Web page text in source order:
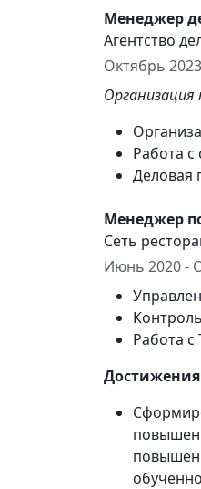
Менеджер
Агентство
Октябрь
Организация
Работа
Деловая
Менеджер
Сеть
Июнь 2020 -
Работа